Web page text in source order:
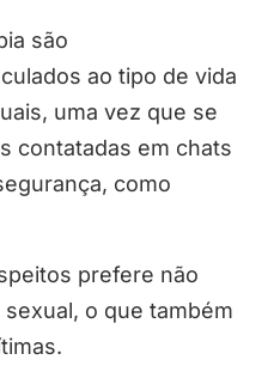
são
ao tipo de vida
uma vez que se
contatadas em chats
como
prefere não
o que também